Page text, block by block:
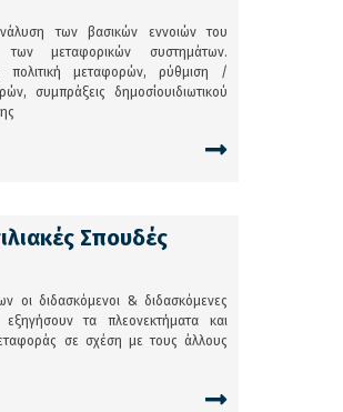
των βασικών εννοιών του
μεταφορικών συστημάτων.
πολιτική μεταφορών, ρύθμιση /
συμπράξεις δημοσίουιδιωτικού
Σπουδές
οι διδασκόμενοι & διδασκόμενες
τα πλεονεκτήματα και
σε σχέση με τους άλλους